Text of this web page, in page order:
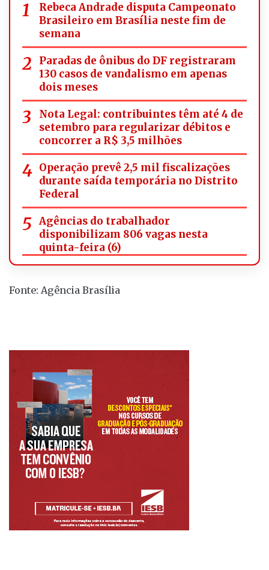
Rebeca Andrade disputa Campeonato
Brasileiro em Brasília neste fim de
semana
Paradas de ônibus do DF registraram
130 casos de vandalismo em apenas
dois meses
Nota Legal: contribuintes têm até 4 de
setembro para regularizar débitos e
concorrer a R$ 3,5 milhões
Operação prevê 2,5 mil fiscalizações
durante saída temporária no Distrito
Federal
Agências do trabalhador
disponibilizam 806 vagas nesta
quinta-feira (6)
Fonte: Agência Brasília